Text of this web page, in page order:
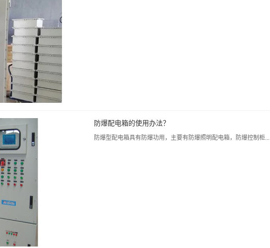
防爆配电箱的使用办法？
防爆型配电箱具有防爆功用，主要有防爆照明配电箱，防爆控制柜...